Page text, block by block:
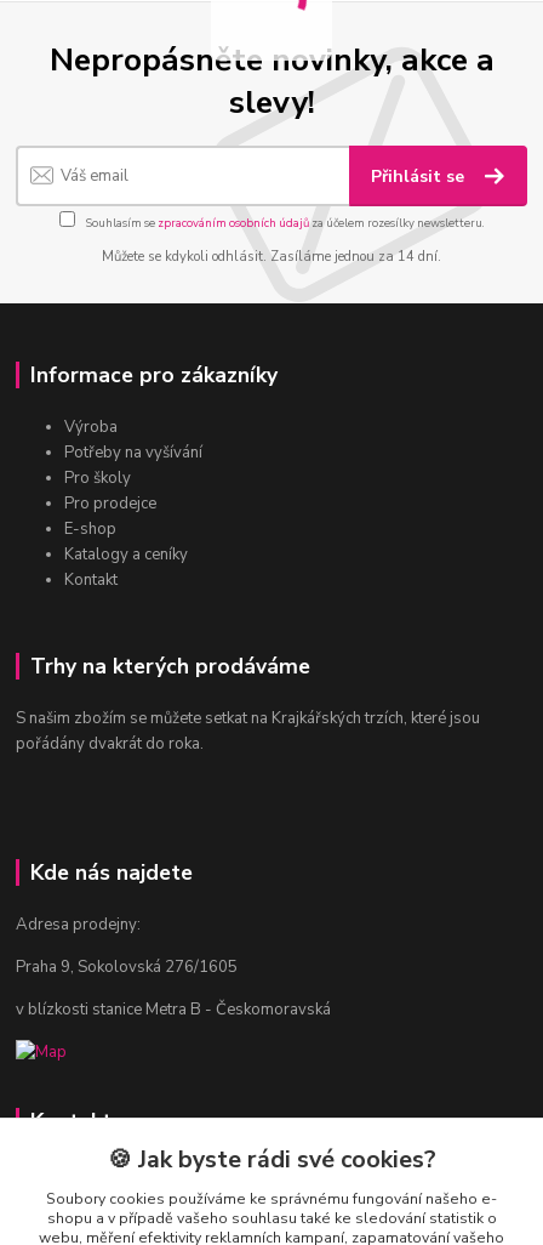
Nepropásněte novinky, akce a
slevy!
Přihlásit se
Souhlasím se zpracováním osobních údajůza účelem rozesílky newsletteru.
Můžete se kdykoli odhlásit. Zasíláme jednou za 14 dní.
Informace pro zákazníky
Výroba
Potřeby na vyšívání
Pro školy
Pro prodejce
E-shop
Katalogy a ceníky
Kontakt
Trhy na kterých prodáváme
S našim zbožím se můžete setkat na Krajkářských trzích, které jsou
pořádány dvakrát do roka.
Kde nás najdete
Adresa prodejny:
Praha 9, Sokolovská 276/1605
v blízkosti stanice Metra B - Českomoravská
Kontakty
Jitka Vlasáková
281 916 793
Po-Čt 8-16:30, Pá 8-14:30
🍪 Jak byste rádi své cookies?
Soubory cookies používáme ke správnému fungování našeho e-
shopu a v případě vašeho souhlasu také ke sledování statistik o
webu, měření efektivity reklamních kampaní, zapamatování vašeho